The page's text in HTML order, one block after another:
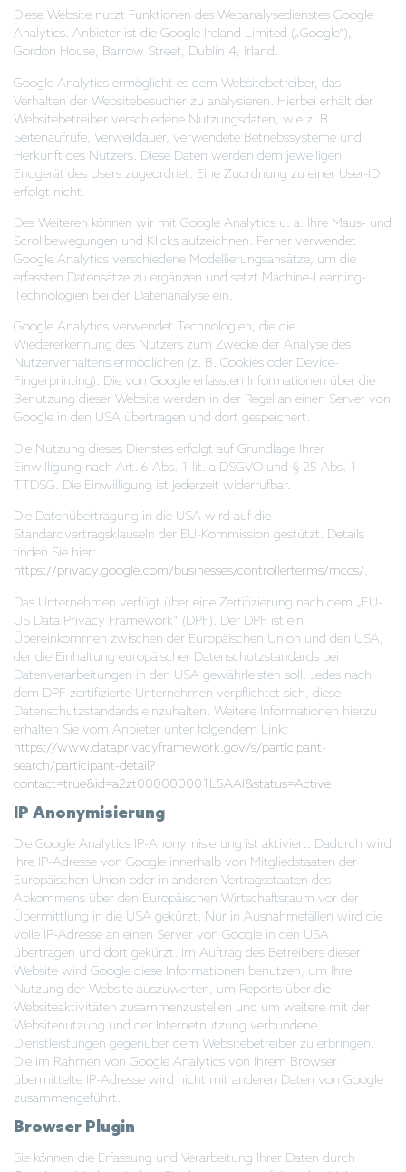
Diese Website nutzt Funktionen des Webanalysedienstes Google
Analytics. Anbieter ist die Google Ireland Limited („Google“),
Gordon House, Barrow Street, Dublin 4, Irland.
Google Analytics ermöglicht es dem Websitebetreiber, das
Verhalten der Websitebesucher zu analysieren. Hierbei erhält der
Websitebetreiber verschiedene Nutzungsdaten, wie z. B.
Seitenaufrufe, Verweildauer, verwendete Betriebssysteme und
Herkunft des Nutzers. Diese Daten werden dem jeweiligen
Endgerät des Users zugeordnet. Eine Zuordnung zu einer User-ID
erfolgt nicht.
Des Weiteren können wir mit Google Analytics u. a. Ihre Maus- und
Scrollbewegungen und Klicks aufzeichnen. Ferner verwendet
Google Analytics verschiedene Modellierungsansätze, um die
erfassten Datensätze zu ergänzen und setzt Machine-Learning-
Technologien bei der Datenanalyse ein.
Google Analytics verwendet Technologien, die die
Wiedererkennung des Nutzers zum Zwecke der Analyse des
Nutzerverhaltens ermöglichen (z. B. Cookies oder Device-
Fingerprinting). Die von Google erfassten Informationen über die
Benutzung dieser Website werden in der Regel an einen Server von
Google in den USA übertragen und dort gespeichert.
Die Nutzung dieses Dienstes erfolgt auf Grundlage Ihrer
Einwilligung nach Art. 6 Abs. 1 lit. a DSGVO und § 25 Abs. 1
TTDSG. Die Einwilligung ist jederzeit widerrufbar.
Die Datenübertragung in die USA wird auf die
Standardvertragsklauseln der EU-Kommission gestützt. Details
finden Sie hier:
https://privacy.google.com/businesses/controllerterms/mccs/.
Das Unternehmen verfügt über eine Zertifizierung nach dem „EU-
US Data Privacy Framework“ (DPF). Der DPF ist ein
Übereinkommen zwischen der Europäischen Union und den USA,
der die Einhaltung europäischer Datenschutzstandards bei
Datenverarbeitungen in den USA gewährleisten soll. Jedes nach
dem DPF zertifizierte Unternehmen verpflichtet sich, diese
Datenschutzstandards einzuhalten. Weitere Informationen hierzu
erhalten Sie vom Anbieter unter folgendem Link:
https://www.dataprivacyframework.gov/s/participant-
search/participant-detail?
contact=true&id=a2zt000000001L5AAI&status=Active
IP Anonymisierung
Die Google Analytics IP-Anonymisierung ist aktiviert. Dadurch wird
Ihre IP-Adresse von Google innerhalb von Mitgliedstaaten der
Europäischen Union oder in anderen Vertragsstaaten des
Abkommens über den Europäischen Wirtschaftsraum vor der
Übermittlung in die USA gekürzt. Nur in Ausnahmefällen wird die
volle IP-Adresse an einen Server von Google in den USA
übertragen und dort gekürzt. Im Auftrag des Betreibers dieser
Website wird Google diese Informationen benutzen, um Ihre
Nutzung der Website auszuwerten, um Reports über die
Websiteaktivitäten zusammenzustellen und um weitere mit der
Websitenutzung und der Internetnutzung verbundene
Dienstleistungen gegenüber dem Websitebetreiber zu erbringen.
Die im Rahmen von Google Analytics von Ihrem Browser
übermittelte IP-Adresse wird nicht mit anderen Daten von Google
zusammengeführt.
Browser Plugin
Sie können die Erfassung und Verarbeitung Ihrer Daten durch